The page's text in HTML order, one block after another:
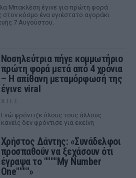
Μπακλέση έγινε για πρώτη φορά
κόσμο ένα υγιέστατο αγοράκι
7 Αυγούστου.
Νοσηλεύτρια πήγε κομμωτήριο
πρώτη φορά μετά από 4 χρόνια
– Η απίθανη μεταμόρφωσή της
έγινε viral
ΧΤΕΣ
Ενώ φρόντιζε όλους τους άλλους...
κανείς δεν φρόντισε για εκείνη
Χρήστος Δάντης: «Συνάδελφοι
προσπαθούν να ξεχάσουν ότι
έγραψα το """"My Number
One""""»